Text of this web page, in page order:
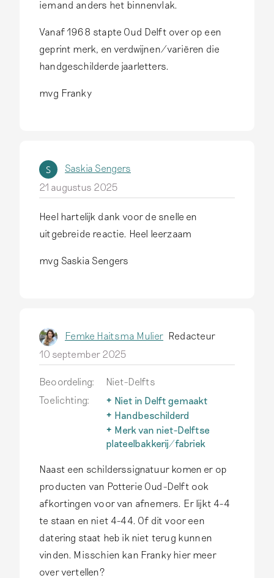
iemand anders het binnenvlak.
Vanaf 1968 stapte Oud Delft over op een
geprint merk, en verdwijnen/variëren die
handgeschilderde jaarletters.
mvg Franky
S
Saskia Sengers
21 augustus 2025
Heel hartelijk dank voor de snelle en
uitgebreide reactie. Heel leerzaam
mvg Saskia Sengers
Femke Haitsma Mulier Redacteur
10 september 2025
Beoordeling:
Niet-Delfts
Toelichting:
Niet in Delft gemaakt
Delfts aardewerk wordt
alleen zo genoemd als het
echt in Delft is
Handbeschilderd
Een belangrijk kenmerk van
authentiek Delfts
het handgeschilderd is.
Druktechnieken komen op
Lees meer
Merk van niet-Delftse
plateelbakkerij/fabriek
aardewerk inspireert ook
producenten buiten Delft,
aardewerk is alleen in Delft
gemaakt. Lees meer
Naast een schilderssignatuur komen er op
producten van Potterie Oud-Delft ook
afkortingen voor van afnemers. Er lijkt 4-4
te staan en niet 4-44. Of dit voor een
datering staat heb ik niet terug kunnen
vinden. Misschien kan Franky hier meer
over vertellen?